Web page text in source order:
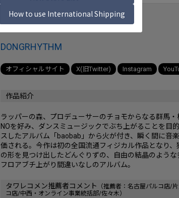
どんぐりず
DONGRHYTHM
オフィシャルサイト X(旧Twitter) Instagram
作品紹介
ラッパーの森、プロデューサーのチョモからなる群馬・
NOを好み、ダンスミュージックでぶち上がることを目
スしたアルバム「baobab」から火が付き、瞬く間に音
価される。今作は初の全国流通フィジカル作品となり
の形を見つけ出したどんぐりずの、自由の結晶のよう
フロアブチ上がり間違いなしのアルバム。
タワレコメン推薦者コメント
（推薦者：名古屋パルコ店/
コ店/中西・オンライン事業統括部/佐々木）